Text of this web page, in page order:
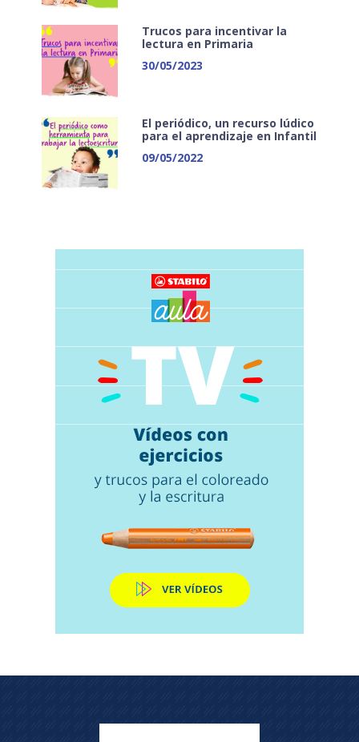
Trucos para incentivar la
lectura en Primaria
30/05/2023
El periódico, un recurso lúdico
para el aprendizaje en Infantil
09/05/2022